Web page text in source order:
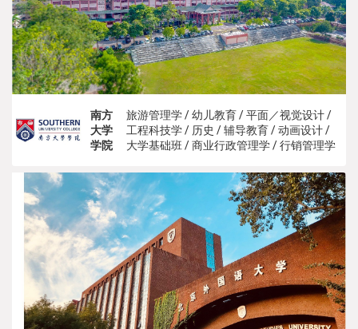
南方
大学
学院
旅游管理学 / 幼儿教育 / 平面／视觉设计 /
工程科技学 / 历史 / 辅导教育 / 动画设计 /
大学基础班 / 商业行政管理学 / 行销管理学